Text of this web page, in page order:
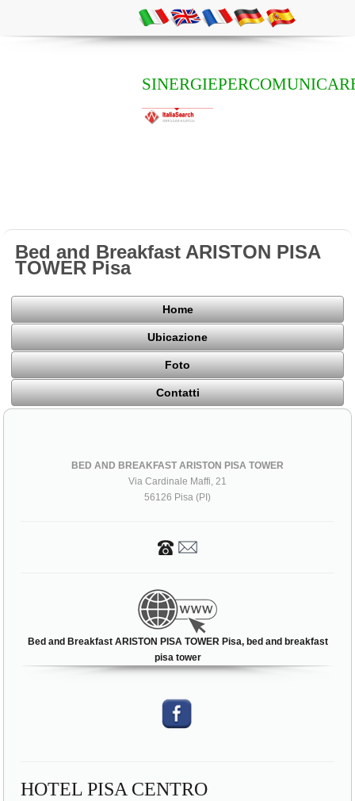
Bed and Breakfast ARISTON PISA
TOWER Pisa
Home
Ubicazione
Foto
Contatti
BED AND BREAKFAST ARISTON PISA TOWER
Via Cardinale Maffi, 21
56126 Pisa (PI)
Bed and Breakfast ARISTON PISA TOWER Pisa, bed and breakfast
pisa tower
HOTEL PISA CENTRO